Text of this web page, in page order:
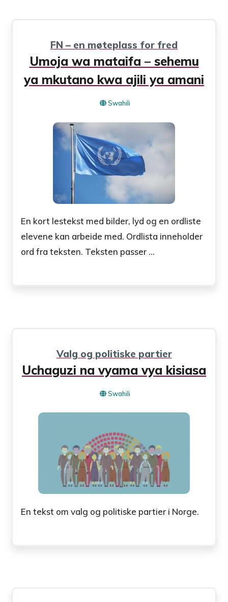
FN – en møteplass for fred
Umoja wa mataifa – sehemu
ya mkutano kwa ajili ya amani
Swahili
En kort lestekst med bilder, lyd og en ordliste
elevene kan arbeide med. Ordlista inneholder
ord fra teksten. Teksten passer ...
Valg og politiske partier
Uchaguzi na vyama vya kisiasa
Swahili
En tekst om valg og politiske partier i Norge.